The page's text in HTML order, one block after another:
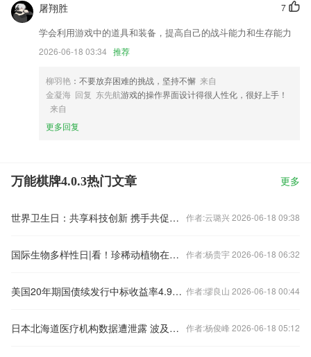
7
屠翔胜
学会利用游戏中的道具和装备，提高自己的战斗能力和生存能力
2026-06-18 03:34 推荐
柳羽艳 ：不要放弃困难的挑战，坚持不懈 来自
金凝海 回复 东先航游戏的操作界面设计得很人性化，很好上手！
来自
更多回复
万能棋牌4.0.3热门文章 更多
世界卫生日：共享科技创新 携手共促健康 作者:云璐兴 2026-06-18 09:38
国际生物多样性日|看！珍稀动植物在这里“C位出道” 作者:杨贵宇 2026-06-18 06:32
美国20年期国债续发行中标收益率4.927% 需求超出预期 作者:缪良山 2026-06-18 00:44
日本北海道医疗机构数据遭泄露 波及几十万人 作者:杨俊峰 2026-06-18 05:12